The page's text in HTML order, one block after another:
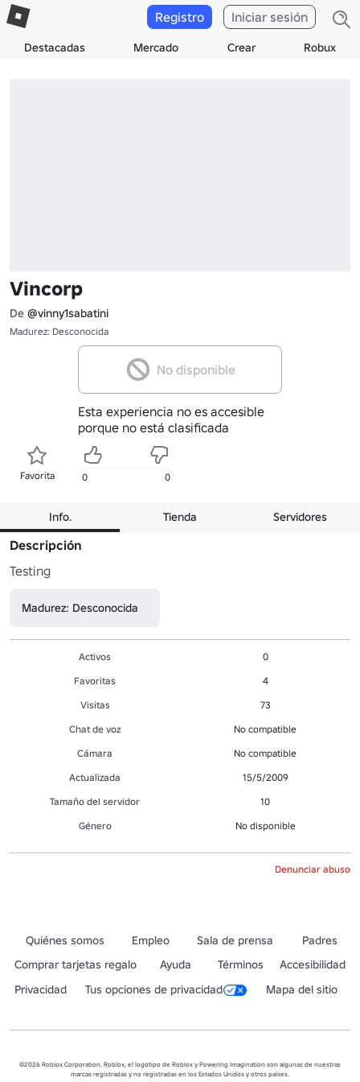
Destacadas Mercado Crear Robux
Registro Iniciar sesión
Vincorp
De @vinny1sabatini
Madurez: Desconocida
No disponible
Esta experiencia no es accesible
porque no está clasificada
Favorita 0 0
Info. Tienda Servidores
Descripción
Testing
Madurez: Desconocida
Activos
0
Favoritas
4
Visitas
73
Chat de voz
No compatible
Cámara
No compatible
Actualizada
15/5/2009
Tamaño del servidor
10
Género
No disponible
Denunciar abuso
Quiénes somos Empleo Sala de prensa
Padres
Comprar tarjetas regalo
Ayuda Términos
Accesibilidad
Privacidad
Tus opciones de privacidad Mapa del sitio
©2026 Roblox Corporation. Roblox, el logotipo de Roblox y Powering Imagination son algunas de nuestras
marcas registradas y no registradas en los Estados Unidos y otros países.